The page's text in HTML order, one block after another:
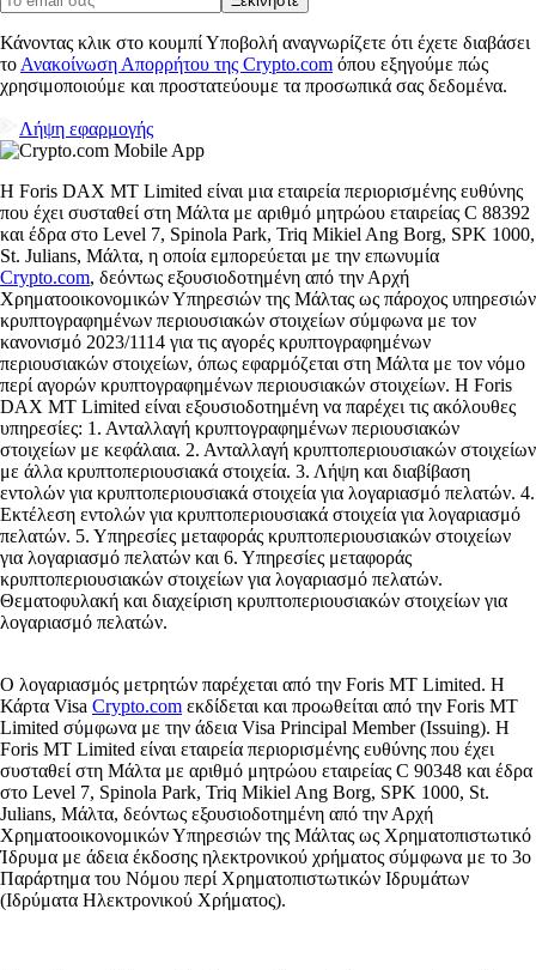
Κάνοντας κλικ στο κουμπί Υποβολή αναγνωρίζετε ότι έχετε διαβάσει
το Ανακοίνωση Απορρήτου της Crypto.com όπου εξηγούμε πώς
χρησιμοποιούμε και προστατεύουμε τα προσωπικά σας δεδομένα.
Λήψη εφαρμογής
Η Foris DAX MT Limited είναι μια εταιρεία περιορισμένης ευθύνης
που έχει συσταθεί στη Μάλτα με αριθμό μητρώου εταιρείας C 88392
και έδρα στο Level 7, Spinola Park, Triq Mikiel Ang Borg, SPK 1000,
St. Julians, Μάλτα, η οποία εμπορεύεται με την επωνυμία
Crypto.com, δεόντως εξουσιοδοτημένη από την Αρχή
Χρηματοοικονομικών Υπηρεσιών της Μάλτας ως πάροχος υπηρεσιών
κρυπτογραφημένων περιουσιακών στοιχείων σύμφωνα με τον
κανονισμό 2023/1114 για τις αγορές κρυπτογραφημένων
περιουσιακών στοιχείων, όπως εφαρμόζεται στη Μάλτα με τον νόμο
περί αγορών κρυπτογραφημένων περιουσιακών στοιχείων. Η Foris
DAX MT Limited είναι εξουσιοδοτημένη να παρέχει τις ακόλουθες
υπηρεσίες: 1. Ανταλλαγή κρυπτογραφημένων περιουσιακών
στοιχείων με κεφάλαια. 2. Ανταλλαγή κρυπτοπεριουσιακών στοιχείων
με άλλα κρυπτοπεριουσιακά στοιχεία. 3. Λήψη και διαβίβαση
εντολών για κρυπτοπεριουσιακά στοιχεία για λογαριασμό πελατών. 4.
Εκτέλεση εντολών για κρυπτοπεριουσιακά στοιχεία για λογαριασμό
πελατών. 5. Υπηρεσίες μεταφοράς κρυπτοπεριουσιακών στοιχείων
για λογαριασμό πελατών και 6. Υπηρεσίες μεταφοράς
κρυπτοπεριουσιακών στοιχείων για λογαριασμό πελατών.
Θεματοφυλακή και διαχείριση κρυπτοπεριουσιακών στοιχείων για
λογαριασμό πελατών.
Ο λογαριασμός μετρητών παρέχεται από την Foris MT Limited. Η
Κάρτα Visa Crypto.com εκδίδεται και προωθείται από την Foris MT
Limited σύμφωνα με την άδεια Visa Principal Member (Issuing). Η
Foris MT Limited είναι εταιρεία περιορισμένης ευθύνης που έχει
συσταθεί στη Μάλτα με αριθμό μητρώου εταιρείας C 90348 και έδρα
στο Level 7, Spinola Park, Triq Mikiel Ang Borg, SPK 1000, St.
Julians, Μάλτα, δεόντως εξουσιοδοτημένη από την Αρχή
Χρηματοοικονομικών Υπηρεσιών της Μάλτας ως Χρηματοπιστωτικό
Ίδρυμα με άδεια έκδοσης ηλεκτρονικού χρήματος σύμφωνα με το 3ο
Παράρτημα του Νόμου περί Χρηματοπιστωτικών Ιδρυμάτων
(Ιδρύματα Ηλεκτρονικού Χρήματος).